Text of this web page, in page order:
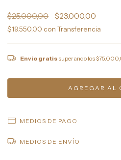
$25.000,00 $23.000,00
$19.550,00 con Transferencia
Envío gratis superando los
MEDIOS DE PAGO
MEDIOS DE ENVÍO